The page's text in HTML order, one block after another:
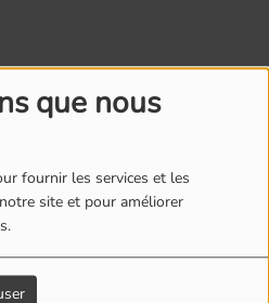
que nous
fournir les services et les
site et pour améliorer